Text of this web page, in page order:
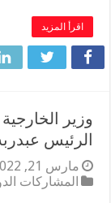
اقرأ المزيد
وزير
الرئيس
مارس 21, 2022
المشاركات